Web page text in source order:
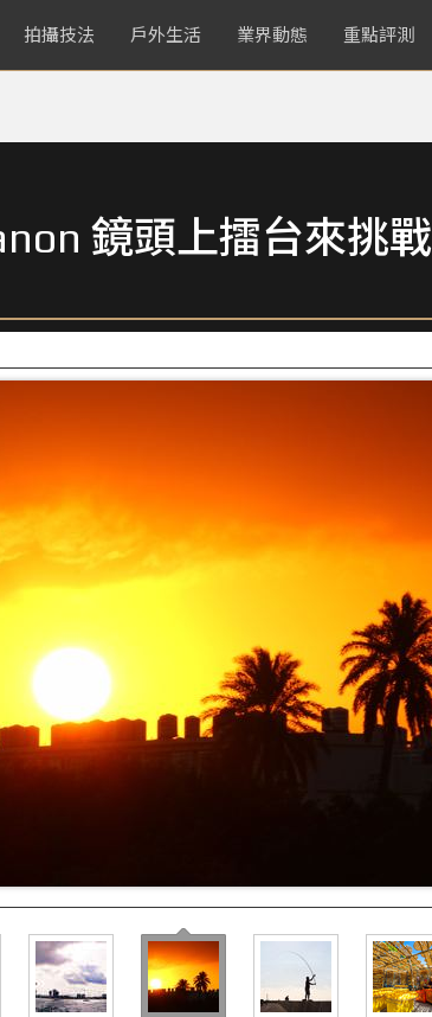
拍攝技法 戶外生活 業界動態 重點評測
鏡頭上擂台來挑戰